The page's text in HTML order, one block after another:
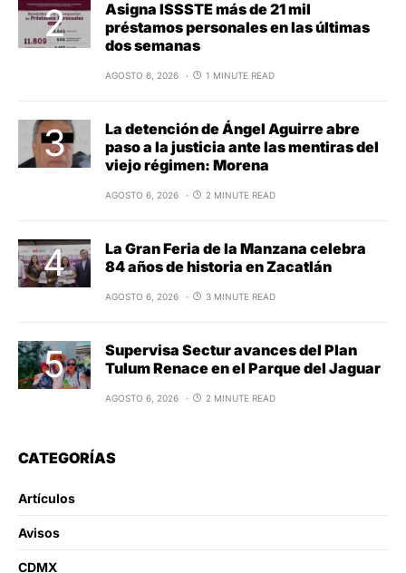
Asigna ISSSTE más de 21 mil
préstamos personales en las últimas
dos semanas
AGOSTO 6, 2026 1 MINUTE READ
La detención de Ángel Aguirre abre
paso a la justicia ante las mentiras del
viejo régimen: Morena
AGOSTO 6, 2026 2 MINUTE READ
La Gran Feria de la Manzana celebra
84 años de historia en Zacatlán
AGOSTO 6, 2026 3 MINUTE READ
Supervisa Sectur avances del Plan
Tulum Renace en el Parque del Jaguar
AGOSTO 6, 2026 2 MINUTE READ
CATEGORÍAS
Artículos
Avisos
CDMX